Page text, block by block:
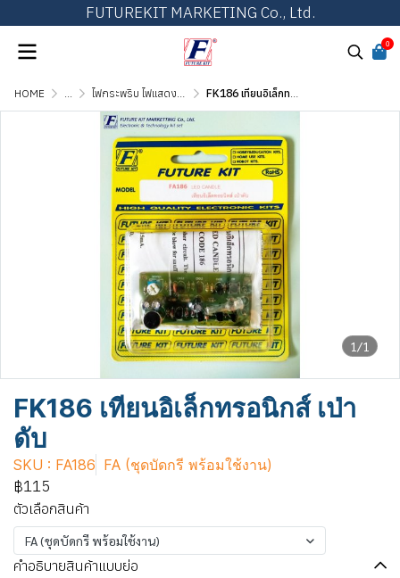
FUTUREKIT MARKETING Co., Ltd.
0
HOME ... ไฟกระพริบ ไฟแสดงผล และไฟเกมส์ต่างๆ FK186 เทียนอิเล็กทรอนิกส์ เป่าดับ
1/1
FK186 เทียนอิเล็กทรอนิกส์ เป่า
ดับ
SKU : FA186 FA (ชุดบัดกรี พร้อมใช้งาน)
฿115
ตัวเลือกสินค้า
FA (ชุดบัดกรี พร้อมใช้งาน)
คำอธิบายสินค้าแบบย่อ